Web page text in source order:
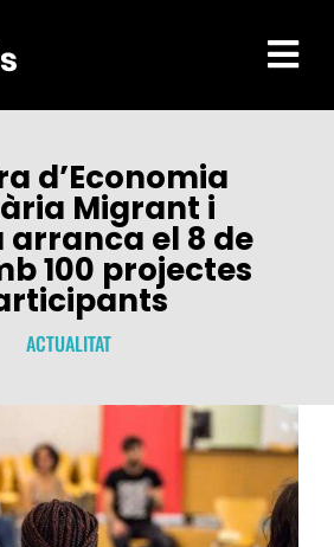

d’Economia
Migrant i
arranca el 8 de
100 projectes
ACTUALITAT